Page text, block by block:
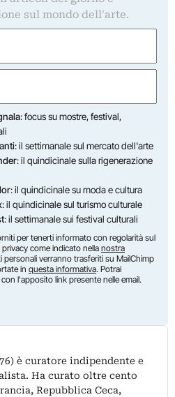
sul mondo dell'arte.
: focus su mostre, festival,
: il settimanale sul mercato dell'arte
: il quindicinale sulla rigenerazione
: il quindicinale su moda e cultura
: il quindicinale sul turismo culturale
: il settimanale sui festival culturali
per tenerti informato con regolarità sul
come indicato nella nostra
personali verranno trasferiti su MailChimp
in questa informativa. Potrai
l'apposito link presente nelle email.
è curatore indipendente e
Ha curato oltre cento
Repubblica Ceca,